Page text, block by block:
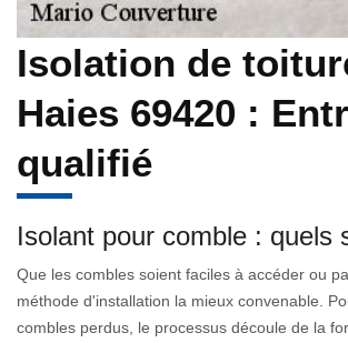
Isolation de
Haies 69420 :
qualifié
Isolant pour comble : quels
Que les combles soient faciles à accéder ou
méthode d'installation la mieux convenable.
combles perdus, le processus découle de la